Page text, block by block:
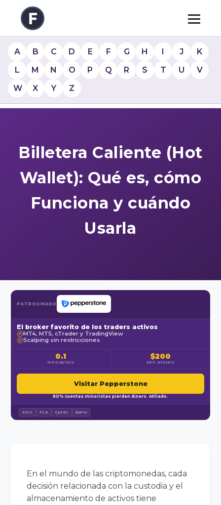
A B C D E F G H I J
K
L
M N O P Q R S T U
V
W
X Y Z
Billetera Caliente (Hot
Wallet): Qué es, cómo
Funciona y cuándo
Usarla
PATROCINADO
El broker favorito de los traders activos
✓ MT4, MT5, cTrader y TradingView
✓ Scalping sin restricciones
0.1
PIP EUR/USD
$200
DEP. MÍNIMO
Visitar Pepperstone
80% cuentas minoristas pierden dinero. Afiliado.
ASIC FCA CySEC BaFin
En el mundo de las criptomonedas, cada
decisión relacionada con la custodia y el
almacenamiento de activos tiene